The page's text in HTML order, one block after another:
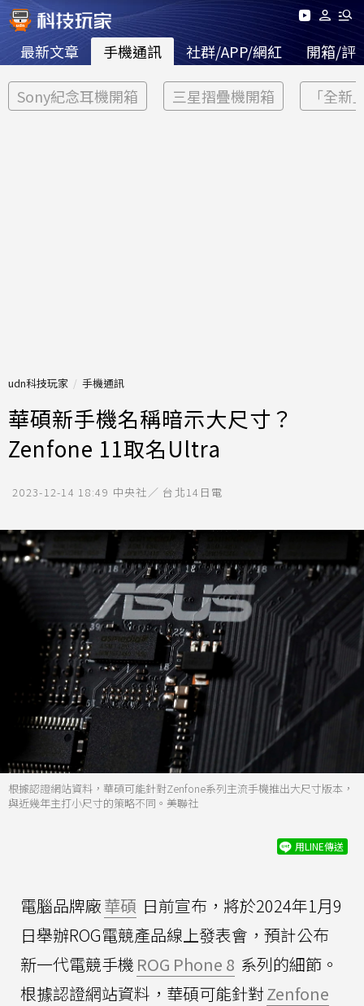
最新文章 手機通訊 社群/APP/網紅 開箱/評
Sony紀念耳機開箱 三星摺疊機開箱 「全新
udn科技玩家 手機通訊
華碩新手機名稱暗示大尺寸？
Zenfone 11取名Ultra
2023-12-14 18:49 中央社／ 台北14日電
根據認證網站資料，華碩可能針對Zenfone系列主流手機推出大尺寸版本，
與近幾年主打小尺寸的策略不同。美聯社
用LINE傳送
電腦品牌廠華碩 日前宣布，將於2024年1月9
日舉辦ROG電競產品線上發表會，預計公布
新一代電競手機 ROG Phone 8 系列的細節。
根據認證網站資料，華碩可能針對Zenfone